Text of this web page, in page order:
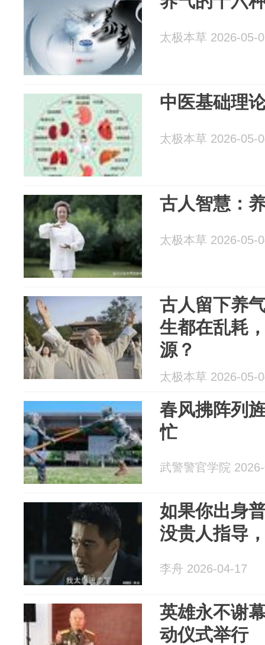
太极本草 2026-05-
中医基础理
太极本草 2026-05-
古人智慧：
太极本草 2026-05-
古人留下养
生都在乱耗
源？
太极本草 2026-05-
春风拂阵列
忙
武警警官学院
如果你出身
没贵人指导
李舟 2026-04-17
英雄永不谢
动仪式举行